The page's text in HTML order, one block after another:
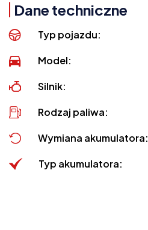
Dane techniczne
Typ pojazdu:
Model:
Silnik:
Rodzaj paliwa:
Wymiana akumulatora:
Typ akumulatora: